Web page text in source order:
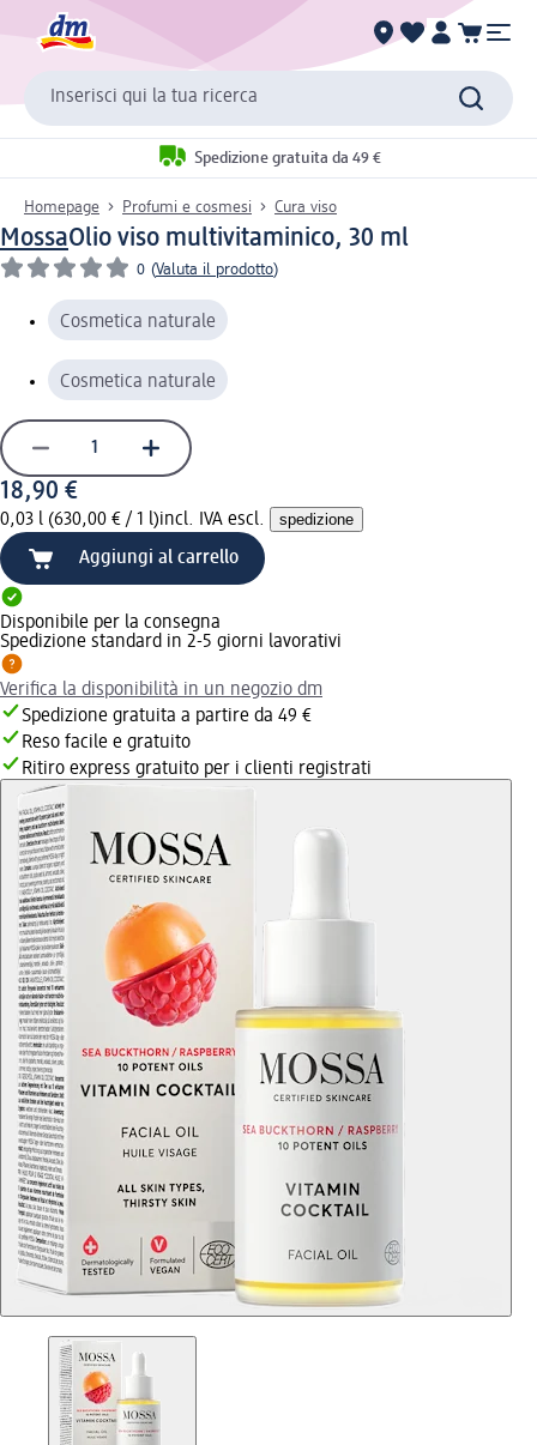
Inserisci qui la tua ricerca
Spedizione gratuita da 49 €
Homepage Profumi e cosmesi Cura viso
MossaOlio viso multivitaminico, 30 ml
0 (Valuta il prodotto)
Cosmetica naturale
Cosmetica naturale
18,90 €
0,03 l (630,00 € / 1 l)incl. IVA escl. spedizione
Aggiungi al carrello
Disponibile per la consegna
Spedizione standard in 2-5 giorni lavorativi
Verifica la disponibilità in un negozio dm
Spedizione gratuita a partire da 49 €
Reso facile e gratuito
Ritiro express gratuito per i clienti registrati